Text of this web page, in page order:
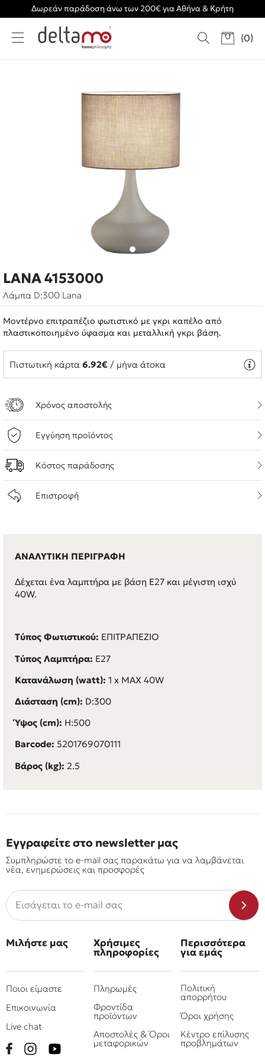
Δωρεάν παράδοση άνω των 200€ για Αθήνα & Κρήτη
(0)
LANA 4153000
Λάμπα D:300 Lana
Μοντέρνο επιτραπέζιο φωτιστικό με γκρι καπέλο από
πλαστικοποιημένο ύφασμα και μεταλλική γκρι βάση.
Πιστωτική κάρτα 6.92€ / μήνα άτοκα
Χρόνος αποστολής
Εγγύηση προϊόντος
Κόστος παράδοσης
Επιστροφή
ΑΝΑΛΥΤΙΚΗ ΠΕΡΙΓΡΑΦΗ
Δέχεται ένα λαμπτήρα με βάση E27 και μέγιστη ισχύ
40W.
Τύπος Φωτιστικού: ΕΠΙΤΡΑΠΕΖΙΟ
Τύπος Λαμπτήρα: E27
Κατανάλωση (watt): 1 x MAX 40W
Διάσταση (cm): D:300
Ύψος (cm): H:500
Barcode: 5201769070111
Βάρος (kg): 2.5
Εγγραφείτε στο newsletter μας
Συμπληρώστε το e-mail σας παρακάτω για να λαμβάνεται
νέα, ενημερώσεις και προσφορές
Μιλήστε μας
Ποιοι είμαστε
Επικοινωνία
Live chat
Χρήσιμες
πληροφορίες
Πληρωμές
Φροντίδα
προϊόντων
Αποστολές & Όροι
μεταφορικών
Περισσότερα
για εμάς
Πολιτική
απορρήτου
Όροι χρήσης
Κέντρο επίλυσης
προβλημάτων